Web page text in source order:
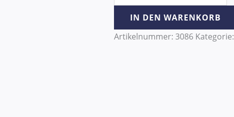
IN DEN WARENKORB
Artikelnummer: 3086 Kategorie: